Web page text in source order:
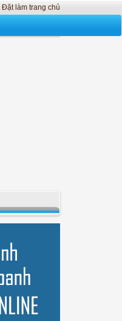
Đặt làm trang chủ